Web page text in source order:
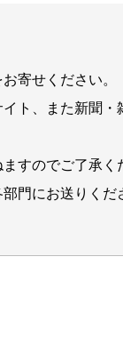
寄せください。
ト、また新聞・
すのでご了承く
門にお送りくだ